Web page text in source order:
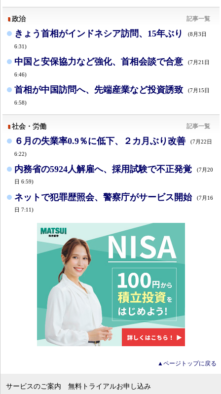
政治 記事一覧
きょう首相がインドネシア訪問、15年ぶり (8月3日
6:31)
中国と安保協力など強化、首相会談で合意 (7月21日
6:46)
首相が中国訪問へ、先端産業など投資誘致 (7月15日
6:58)
社会・労働 記事一覧
６月の失業率0.9％に低下、２カ月ぶり改善 (7月22日
6:22)
内務省の5924人解雇へ、採用試験で不正発覚
(7月20
日 6:59)
ネットで犯罪歴照会、警察庁がサービス開始
(7月16
日 7:11)
▲ページトップに戻る
サービスのご案内 無料トライアルお申し込み